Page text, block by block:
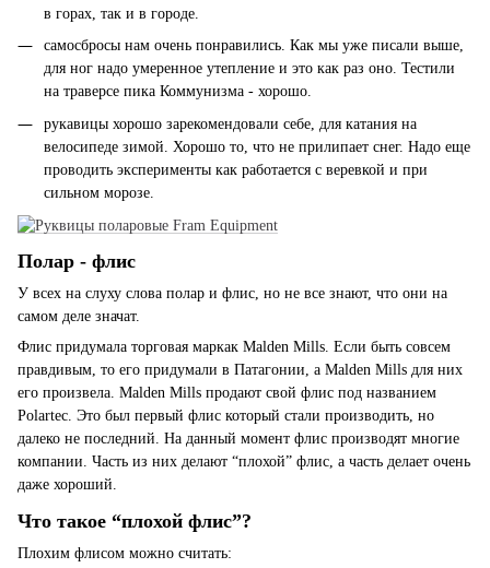
в горах, так и в городе.
самосбросы нам очень понравились. Как мы уже писали выше,
для ног надо умеренное утепление и это как раз оно. Тестили
на траверсе пика Коммунизма - хорошо.
рукавицы хорошо зарекомендовали себе, для катания на
велосипеде зимой. Хорошо то, что не прилипает снег. Надо еще
проводить эксперименты как работается с веревкой и при
сильном морозе.
Полар - флис
У всех на слуху слова полар и флис, но не все знают, что они на
самом деле значат.
Флис придумала торговая маркак Malden Mills. Если быть совсем
правдивым, то его придумали в Патагонии, а Malden Mills для них
его произвела. Malden Mills продают свой флис под названием
Polartec. Это был первый флис который стали производить, но
далеко не последний. На данный момент флис производят многие
компании. Часть из них делают “плохой” флис, а часть делает очень
даже хороший.
Что такое “плохой флис”?
Плохим флисом можно считать: